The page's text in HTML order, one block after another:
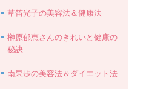
草笛光子の美容法＆健康法
榊原郁恵さんのきれいと健康の
秘訣
南果歩の美容法＆ダイエット法